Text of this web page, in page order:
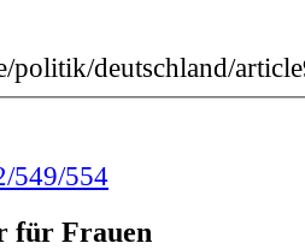
politik/deutschland/
549/554
für Frauen